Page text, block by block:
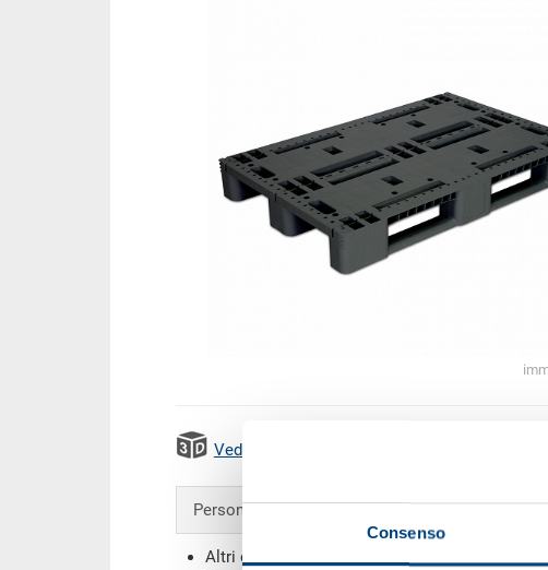
Consenso
Vedi animazione 3D
Personalizzazioni - la nostra specialità
Altri colori